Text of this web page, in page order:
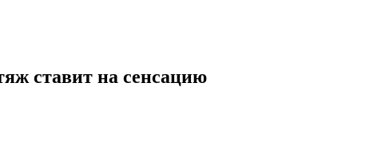
ставит на сенсацию